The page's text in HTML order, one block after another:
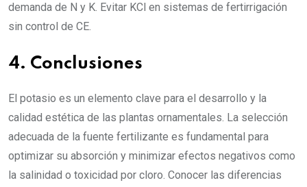
demanda de N y K. Evitar KCl en sistemas de fertirrigación
sin control de CE.
4. Conclusiones
El potasio es un elemento clave para el desarrollo y la
calidad estética de las plantas ornamentales. La selección
adecuada de la fuente fertilizante es fundamental para
optimizar su absorción y minimizar efectos negativos como
la salinidad o toxicidad por cloro. Conocer las diferencias